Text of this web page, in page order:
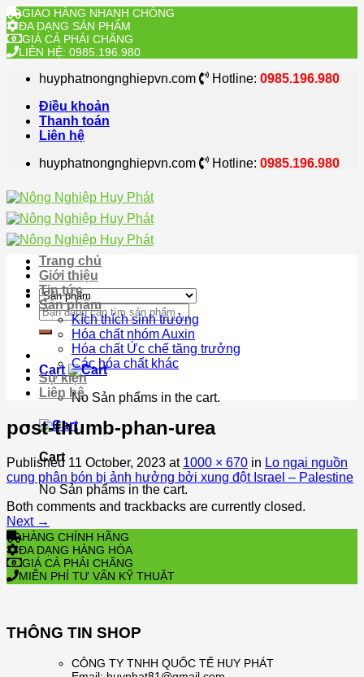
GIAO HÀNG NHANH CHÓNG
ĐA DẠNG SẢN PHẨM
GIÁ CẢ PHẢI CHĂNG
LIÊN HỆ: 0985.196.980
huyphatnongnghiepvn.com Hotline: 0985.196.980
Điều khoản
Thanh toán
Liên hệ
huyphatnongnghiepvn.com
Hotline: 0985.196.980
Search
for:
Cart
No Sản phẩms in the cart.
Cart
No Sản phẩms in the cart.
Trang chủ
Giới thiệu
Tin tức
Sản phẩm
Kích thích sinh trưởng
Hóa chất nhóm Auxin
Hóa chất Ức chế tăng trưởng
Các hóa chất khác
Sự kiện
Liên hệ
post-thumb-phan-urea
Published 11 October, 2023 at 1000 × 670 in Lo ngại nguồn
cung phân bón bị ảnh hưởng bởi xung đột Israel – Palestine
Both comments and trackbacks are currently closed.
Next →
HÀNG CHÍNH HÃNG
ĐA DẠNG HÀNG HÓA
GIÁ CẢ PHẢI CHĂNG
MIỄN PHÍ TƯ VẤN KỸ THUẬT
THÔNG TIN SHOP
CÔNG TY TNHH QUỐC TẾ HUY PHÁT